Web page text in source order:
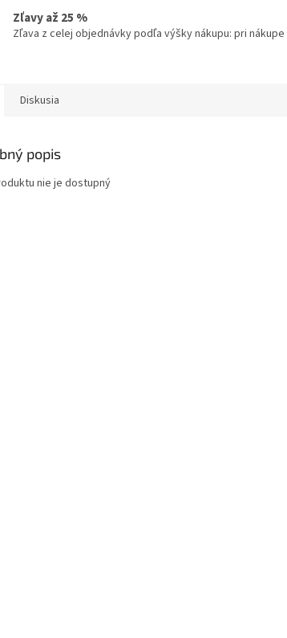
Zľavy až 25 %
Zľava z celej objednávky podľa výšky nákupu: pri nákupe
Diskusia
popis
nie je dostupný